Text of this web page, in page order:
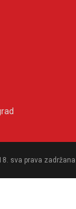
sva prava zadržana